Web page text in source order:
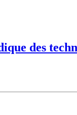
des